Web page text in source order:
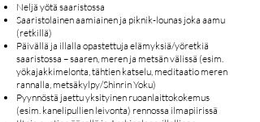
Neljä yötä saaristossa
Saaristolainen aamiainen ja piknik-lounas joka aamu
(retkillä)
Päivällä ja illalla opastettuja elämyksiä/yöretkiä
saaristossa – saaren, meren ja metsän välissä (esim.
yökajakkimelonta, tähtien katselu, meditaatio meren
rannalla, metsäkylpy/Shinrin Yoku)
Pyynnöstä jaettu yksityinen ruoanlaittokokemus
(esim. kanelipullien leivonta) rennossa ilmapiirissä